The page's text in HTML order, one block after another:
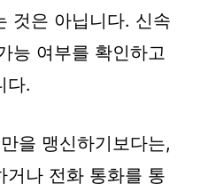
것은 아닙니다. 신속
능 여부를 확인하고
다.
을 맹신하기보다는,
거나 전화 통화를 통